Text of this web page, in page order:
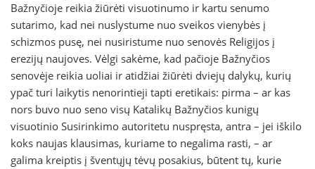
Bažnyčioje reikia žiūrėti visuotinumo ir kartu senumo
sutarimo, kad nei nuslystume nuo sveikos vienybės į
schizmos pusę, nei nusiristume nuo senovės Religijos į
erezijų naujoves. Vėlgi sakėme, kad pačioje Bažnyčios
senovėje reikia uoliai ir atidžiai žiūrėti dviejų dalykų, kurių
ypač turi laikytis nenorintieji tapti eretikais: pirma – ar kas
nors buvo nuo seno visų Katalikų Bažnyčios kunigų
visuotinio Susirinkimo autoritetu nuspręsta, antra – jei iškilo
koks naujas klausimas, kuriame to negalima rasti, – ar
galima kreiptis į šventųjų tėvų posakius, būtent tų, kurie